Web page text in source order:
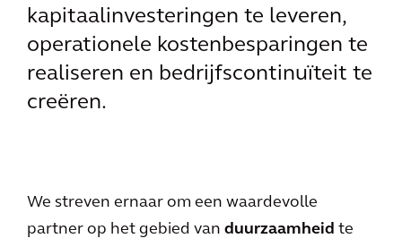
kapitaalinvesteringen te leveren,
operationele kostenbesparingen te
realiseren en bedrijfscontinuïteit te
creëren.
We streven ernaar om een waardevolle
partner op het gebied van duurzaamheid te